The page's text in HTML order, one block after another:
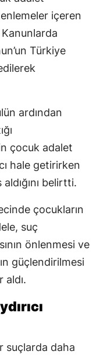
içeren
Türkiye
ardından
çocuk adalet
hale getirirken
belirtti.
çocukların
suç
önlenmesi ve
güçlendirilmesi
aldı.
suçlarda daha